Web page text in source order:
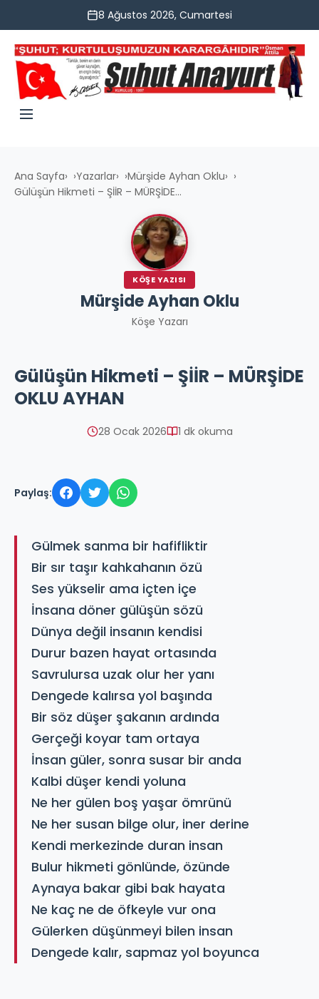
8 Ağustos 2026, Cumartesi
Ana Sayfa› Yazarlar› Mürşide Ayhan Oklu›
Gülüşün Hikmeti – ŞİİR – MÜRŞİDE...
KÖŞE YAZISI
Mürşide Ayhan Oklu
Köşe Yazarı
Gülüşün Hikmeti – ŞİİR – MÜRŞİDE
OKLU AYHAN
28 Ocak 2026 1 dk okuma
Paylaş:
Gülmek sanma bir hafifliktir
Bir sır taşır kahkahanın özü
Ses yükselir ama içten içe
İnsana döner gülüşün sözü
Dünya değil insanın kendisi
Durur bazen hayat ortasında
Savrulursa uzak olur her yanı
Dengede kalırsa yol başında
Bir söz düşer şakanın ardında
Gerçeği koyar tam ortaya
İnsan güler, sonra susar bir anda
Kalbi düşer kendi yoluna
Ne her gülen boş yaşar ömrünü
Ne her susan bilge olur, iner derine
Kendi merkezinde duran insan
Bulur hikmeti gönlünde, özünde
Aynaya bakar gibi bak hayata
Ne kaç ne de öfkeyle vur ona
Gülerken düşünmeyi bilen insan
Dengede kalır, sapmaz yol boyunca